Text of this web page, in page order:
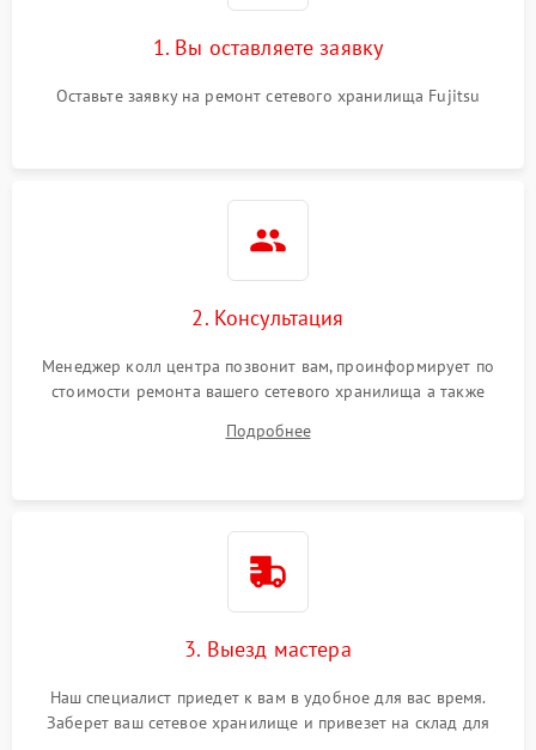
1. Вы оставляете заявку
Оставьте заявку на ремонт сетевого хранилища Fujitsu
2. Консультация
Менеджер колл центра позвонит вам, проинформирует по
стоимости ремонта вашего сетевого хранилища а также
Подробнее
3. Выезд мастера
Наш специалист приедет к вам в удобное для вас время.
Заберет ваш сетевое хранилище и привезет на склад для